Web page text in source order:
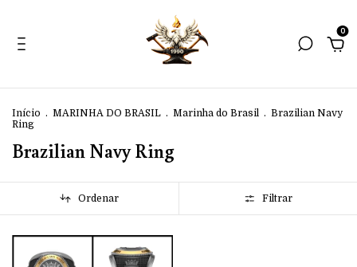
0
Início . MARINHA DO BRASIL . Marinha do Brasil . Brazilian Navy
Ring
Brazilian Navy Ring
Ordenar Filtrar